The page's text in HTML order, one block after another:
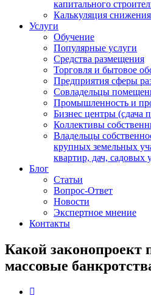
капитального
Калькуляция
Услуги
Обучение
Популярные услуги
Средства размещения
Торговля и бытовое
Предприятия сферы
Совладельцы
Промышленность и
Бизнес центры (сдача
Коллективы
Владельцы
крупных земельных
квартир, дач, садовых
Блог
Статьи
Вопрос-Ответ
Новости
Экспертное мнение
Контакты
Какой законопроект
массовые